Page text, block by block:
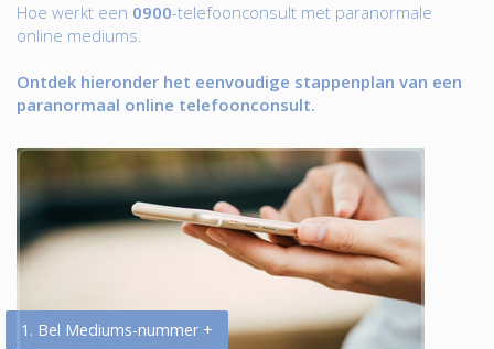
Hoe werkt een 0900-telefoonconsult met paranormale
online mediums.
Ontdek hieronder het eenvoudige stappenplan van een
paranormaal online telefoonconsult.
1. Bel Mediums-nummer +